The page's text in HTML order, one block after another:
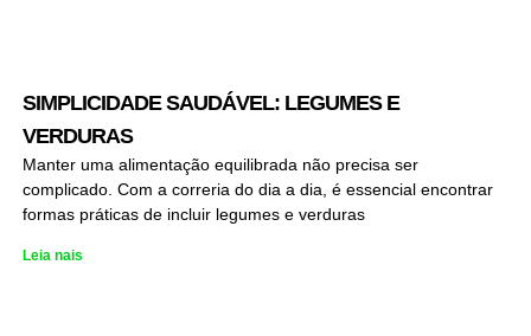
SIMPLICIDADE SAUDÁVEL: LEGUMES E
VERDURAS
Manter uma alimentação equilibrada não precisa ser
complicado. Com a correria do dia a dia, é essencial encontrar
formas práticas de incluir legumes e verduras
Leia nais